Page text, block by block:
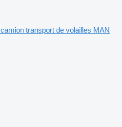
camion transport de volailles MAN